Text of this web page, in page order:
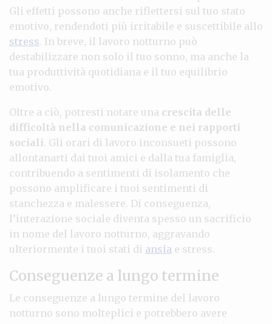
Gli effetti possono anche riflettersi sul tuo stato
emotivo, rendendoti più irritabile e suscettibile allo
stress. In breve, il lavoro notturno può
destabilizzare non solo il tuo sonno, ma anche la
tua produttività quotidiana e il tuo equilibrio
emotivo.
Oltre a ciò, potresti notare una crescita delle
difficoltà nella comunicazione e nei rapporti
sociali. Gli orari di lavoro inconsueti possono
allontanarti dai tuoi amici e dalla tua famiglia,
contribuendo a sentimenti di isolamento che
possono amplificare i tuoi sentimenti di
stanchezza e malessere. Di conseguenza,
l’interazione sociale diventa spesso un sacrificio
in nome del lavoro notturno, aggravando
ulteriormente i tuoi stati di ansia e stress.
Conseguenze a lungo termine
Le conseguenze a lungo termine del lavoro
notturno sono molteplici e potrebbero avere